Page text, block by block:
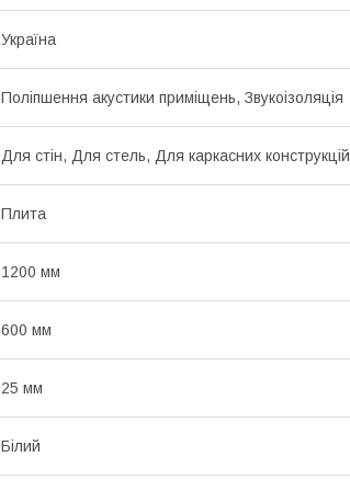
Україна
Поліпшення акустики приміщень, Звукоізоляція
Для стін, Для стель, Для каркасних конструкцій
Плита
1200 мм
600 мм
25 мм
Білий